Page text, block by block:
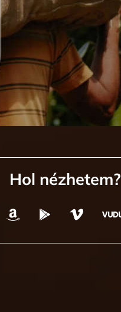
Hol nézhetem?